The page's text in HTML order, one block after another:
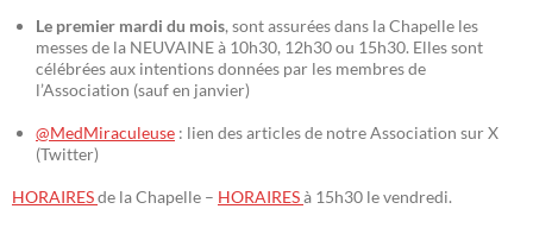
Le premier mardi du mois, sont assurées dans la Chapelle les
messes de la NEUVAINE à 10h30, 12h30 ou 15h30. Elles sont
célébrées aux intentions données par les membres de
l’Association (sauf en janvier)
@MedMiraculeuse : lien des articles de notre Association sur X
(Twitter)
HORAIRESde la Chapelle – HORAIRESà 15h30 le vendredi.